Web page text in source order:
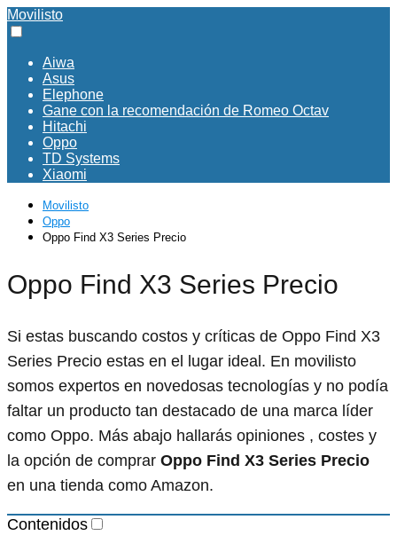
Movilisto
Aiwa
Asus
Elephone
Gane con la recomendación de Romeo Octav
Hitachi
Oppo
TD Systems
Xiaomi
Movilisto
Oppo
Oppo Find X3 Series Precio
Oppo Find X3 Series Precio
Si estas buscando costos y críticas de Oppo Find X3
Series Precio estas en el lugar ideal. En movilisto
somos expertos en novedosas tecnologías y no podía
faltar un producto tan destacado de una marca líder
como Oppo. Más abajo hallarás opiniones , costes y
la opción de comprar Oppo Find X3 Series Precio
en una tienda como Amazon.
Contenidos